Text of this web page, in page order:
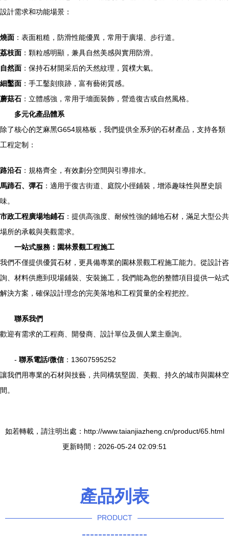
設計需求和功能場景：
燒面 ：表面粗糙，防滑性能優異，常用于廣場、步行道。
荔枝面 ：顆粒感明顯，兼具自然美感與實用防滑。
自然面 ：保持石材開采后的天然紋理，質樸大氣。
細鑿面 ：手工鑿刻痕跡，富有藝術質感。
蘑菇石 ：立體感強，常用于墻面裝飾，營造復古或自然風格。
多元化產品體系
除了核心的芝麻黑G654規格板，我們提供全系列的石材產品，支持各類
工程定制：
路沿石 ：規格齊全，有效劃分空間與引導排水。
馬蹄石、彈石 ：適用于復古街道、庭院小徑鋪裝，增添趣味性與歷史韻
味。
市政工程廣場地鋪石 ：提供高強度、耐候性強的鋪地石材，滿足大型公共
場所的承載與美觀需求。
一站式服務：園林景觀工程施工
我們不僅提供優質石材，更具備專業的園林景觀工程施工能力。從設計咨
詢、材料供應到現場鋪裝、安裝施工，我們能為您的整體項目提供一站式
解決方案，確保設計理念的完美落地和工程質量的全程把控。
聯系我們
歡迎有需求的工程商、開發商、設計單位及個人業主垂詢。
- 聯系電話/微信：13607595252
讓我們用專業的石材與技藝，共同構筑堅固、美觀、持久的城市與園林空
間。
如若轉載，請注明出處：http://www.taianjiazheng.cn/product/65.html
更新時間：2026-05-24 02:09:51
產品列表
PRODUCT
----------------